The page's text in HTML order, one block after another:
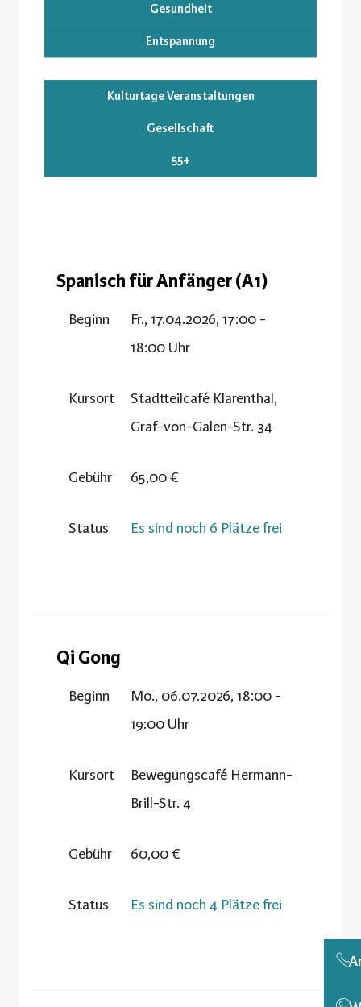
Gesundheit
Entspannung
Kulturtage Veranstaltungen
Gesellschaft
55+
Spanisch für Anfänger (A1)
Beginn
Fr., 17.04.2026, 17:00 -
18:00 Uhr
Kursort
Stadtteilcafé Klarenthal,
Graf-von-Galen-Str. 34
Gebühr 65,00 €
Status Es sind noch 6 Plätze frei
Qi Gong
Beginn
Mo., 06.07.2026, 18:00 -
19:00 Uhr
Kursort
Bewegungscafé Hermann-
Brill-Str. 4
Gebühr 60,00 €
Status Es sind noch 4 Plätze frei